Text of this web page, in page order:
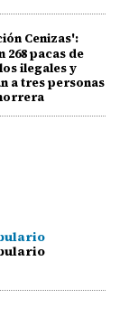
Cenizas':
268 pacas de
ilegales y
a tres personas